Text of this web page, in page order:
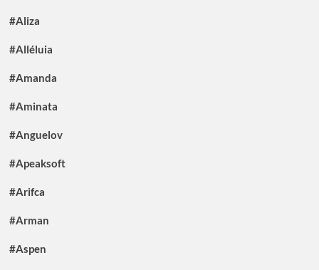
#Aliza
#Alléluia
#Amanda
#Aminata
#Anguelov
#Apeaksoft
#Arifca
#Arman
#Aspen